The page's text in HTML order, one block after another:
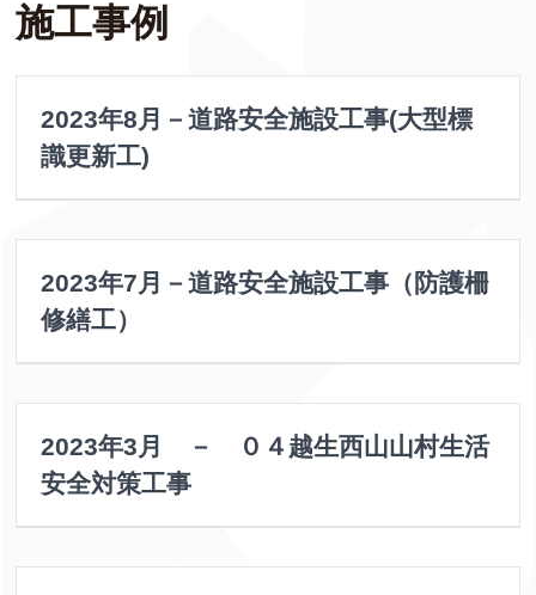
施工事例
2023年8月－道路安全施設工事(大型標
識更新工)
2023年7月－道路安全施設工事（防護柵
修繕工）
2023年3月 － ０４越生西山山村生活
安全対策工事